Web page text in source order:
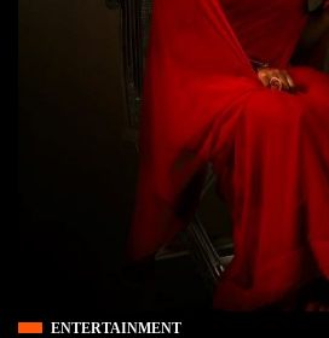
ENTERTAINMENT